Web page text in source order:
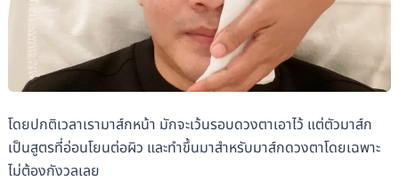
โดยปกติเวลาเรามาส์กหน้า มักจะเว้นรอบดวงตาเอาไว้ แต่ตัวมาส์ก
เป็นสูตรที่อ่อนโยนต่อผิว และทำขึ้นมาสำหรับมาส์กดวงตาโดยเฉพาะ
ไม่ต้องกังวลเลย